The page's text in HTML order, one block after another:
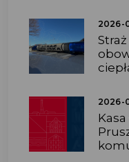
2026-
2026-